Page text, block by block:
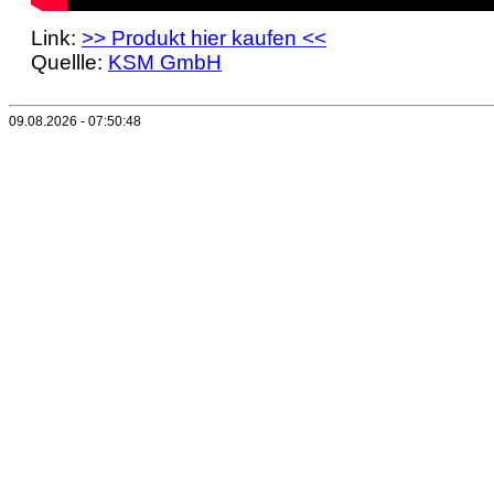
Link: >> Produkt hier kaufen <<
Quellle: KSM GmbH
09.08.2026 - 07:50:48